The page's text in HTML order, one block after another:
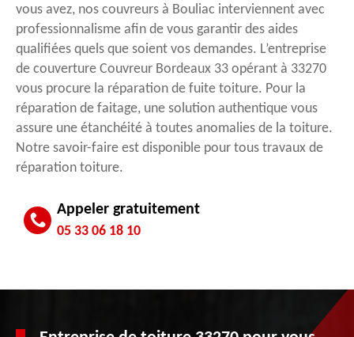
vous avez, nos couvreurs à Bouliac interviennent avec
professionnalisme afin de vous garantir des aides
qualifiées quels que soient vos demandes. L’entreprise
de couverture Couvreur Bordeaux 33 opérant à 33270
vous procure la réparation de fuite toiture. Pour la
réparation de faitage, une solution authentique vous
assure une étanchéité à toutes anomalies de la toiture.
Notre savoir-faire est disponible pour tous travaux de
réparation toiture.
Appeler gratuitement
05 33 06 18 10